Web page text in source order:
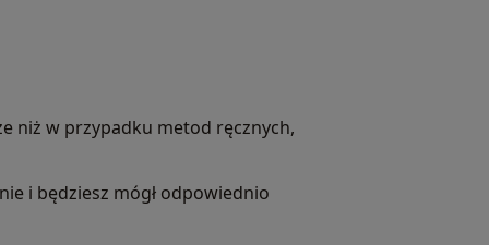
niż w przypadku metod ręcznych,
i będziesz mógł odpowiednio